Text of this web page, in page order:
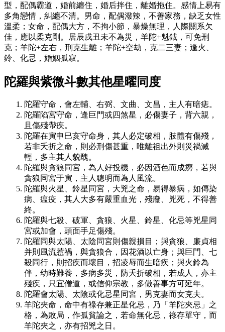
型，配偶霸道，婚前纏住，婚后拌住，離婚拖住。感情上易有
多角戀情，糾纏不清。男命，配偶潑辣，不善家務，缺乏女性
溫柔；女命，配偶大方，不拘小節，暴燥無理，人際關系欠
佳，應以柔克剛。居辰戌丑未不為災，羊陀+魁鉞，可免刑
克；羊陀+左右，刑克生離；羊陀+空劫，克二三妻；逢火、
鈴、化忌，婚姻孤寂。
陀羅與紫微斗數其他星曜同度
陀羅守命，會左輔、右弼、文曲、文昌，主人有暗痣。
陀羅陷宮守命，逢巨門或四煞星，必傷妻子，背六親，
且傷殘帶疾。
陀羅在寅申巳亥守命身，其人必定破相，肢體有傷殘，
若非夭折之命，則必刑傷甚重，唯離祖出外則災禍減
輕，多主其人貌醜。
陀羅與貪狼同宮，為人好投機，必因酒色而成癆，若與
貪狼同宮于寅，主人聰明而為人風流。
陀羅與火星、鈴星同宮，大兇之命，易得暴病，如傳染
病、瘟疫，其人大多有嚴重血光，殘廢、兇死，不得善
終。
陀羅與七殺、破軍、貪狼、火星、鈴星、化忌等兇星同
宮或加會，頭面手足傷殘。
陀羅同與太陽、太陰同宮則傷親損目；與貪狼、廉貞相
并則風流惹禍，與貪狼合，因花酒以亡身；與巨門、七
殺同行，則招疾而壞目，招凌辱而生暗疾；與火鈴為
伴，幼時難養，多病多災，防夭折破相，若成人，亦主
殘疾，只宜僧道，或信仰宗教，多做善事方可延年。
陀羅會太陽、太陰或化忌星同宮，男克妻而女克夫。
羊陀夾命，命中有祿存兼正星化忌，乃「羊陀夾忌」之
格，為敗局，作孤貧論之，若命無化忌，祿存單守，而
羊陀夾之，亦有招兇之日。